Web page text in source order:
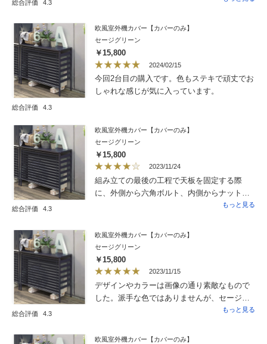
総合評価 4.3
総合評価 4.3
欧風室外機カバー【カバーのみ】
セージグリーン
￥15,800
2024/02/15
今回2台目の購入です。色もステキで頑丈でお
しゃれな感じが気に入っています。
総合評価 4.3
欧風室外機カバー【カバーのみ】
セージグリーン
￥15,800
2023/11/24
組み立ての最後の工程で天板を固定する際
に、外側から六角ボルト、内側からナットを
使って締め上げます。この時、ボルト側をプ
トが一緒に回ってしまい、固定されませ
ん。 ナットをレンチで押さえることで固定
出来ましたが、レンチを持っている人がどの
くらいいるか心配になりました。 付属品と
して使い捨てタイプでもよいので添付したほ
うが良いのではないでしょうか？
もっと見る
総合評価 4.3
欧風室外機カバー【カバーのみ】
セージグリーン
￥15,800
2023/11/15
デザインやカラーは画像の通り素敵なもので
した。派手な色ではありませんが、セージグ
リーンがさえます。組立も難しくなく一人で
す。
もっと見る
欧風室外機カバー【カバーのみ】